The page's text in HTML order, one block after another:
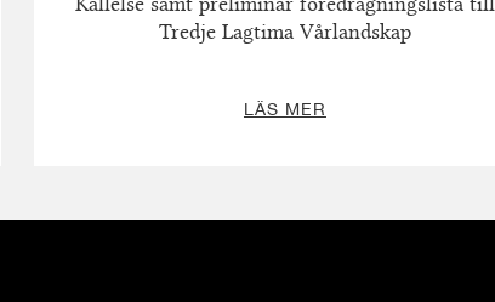
Tredje Lagtima Vårlandskap
LÄS MER